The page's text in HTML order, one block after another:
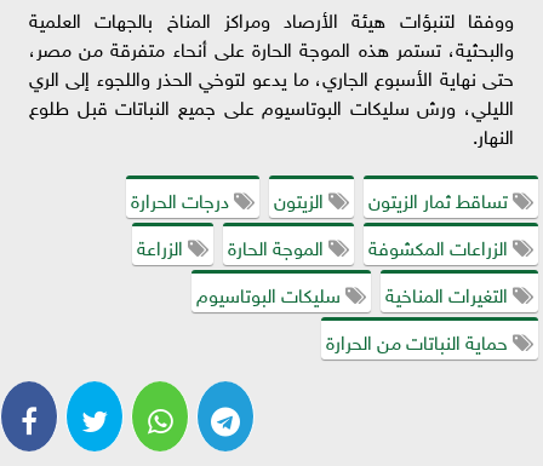
ووفقا لتنبؤات هيئة الأرصاد ومراكز المناخ بالجهات العلمية
والبحثية، تستمر هذه الموجة الحارة على أنحاء متفرقة من مصر،
حتى نهاية الأسبوع الجاري، ما يدعو لتوخي الحذر واللجوء إلى الري
الليلي، ورش سليكات البوتاسيوم على جميع النباتات قبل طلوع
النهار.
تساقط ثمار الزيتون
الزيتون
درجات الحرارة
الزراعات المكشوفة
الموجة الحارة
الزراعة
التغيرات المناخية
سليكات البوتاسيوم
حماية النباتات من الحرارة